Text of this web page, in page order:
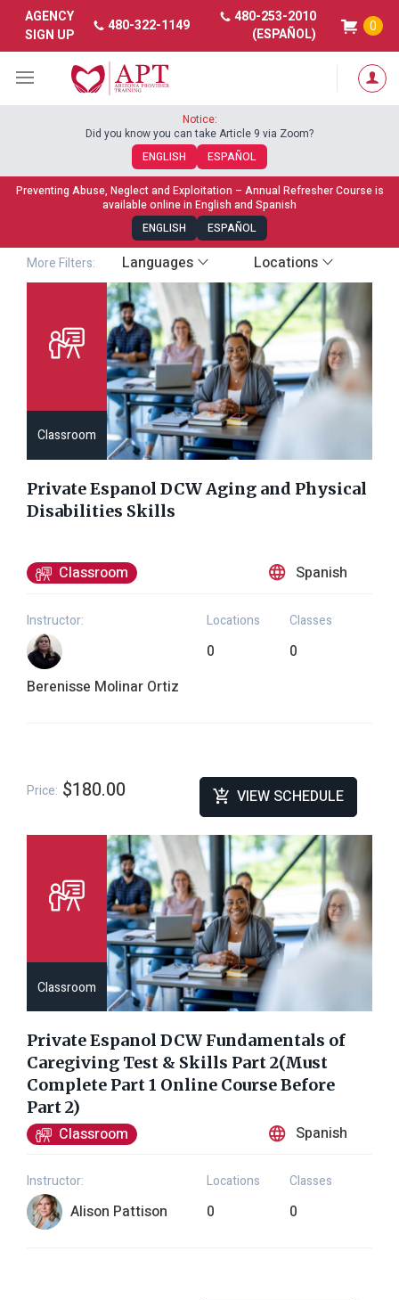
AGENCY
SIGN UP
480-322-1149
480-253-2010
(ESPAÑOL)
0
Notice:
Did you know you can take Article 9 via Zoom?
ENGLISH
ESPAÑOL
Preventing Abuse, Neglect and Exploitation – Annual Refresher Course is
available online in English and Spanish
ENGLISH
ESPAÑOL
All Courses
Online - Self
Paced
Classroom
Courses
More Filters: Languages Locations
Classroom
Private Espanol DCW Aging and Physical
Disabilities Skills
Classroom Spanish
Instructor:
Berenisse Molinar Ortiz
Locations
0
Classes
0
Price: $180.00 VIEW SCHEDULE
Classroom
Private Espanol DCW Fundamentals of
Caregiving Test & Skills Part 2(Must
Complete Part 1 Online Course Before
Part 2)
Classroom Spanish
Instructor:
Alison Pattison
Locations
0
Classes
0